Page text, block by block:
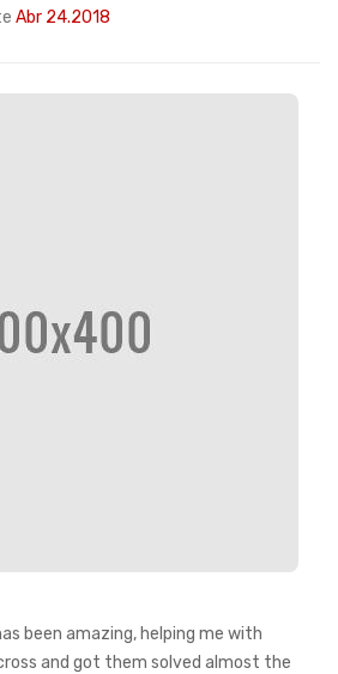
Abr 24.2018
been amazing, helping me with
and got them solved almost the